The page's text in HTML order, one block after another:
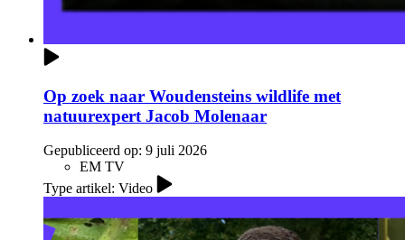
Op zoek naar Woudensteins wildlife met
natuurexpert Jacob Molenaar
Gepubliceerd op: 9 juli 2026
EM TV
Type artikel: Video